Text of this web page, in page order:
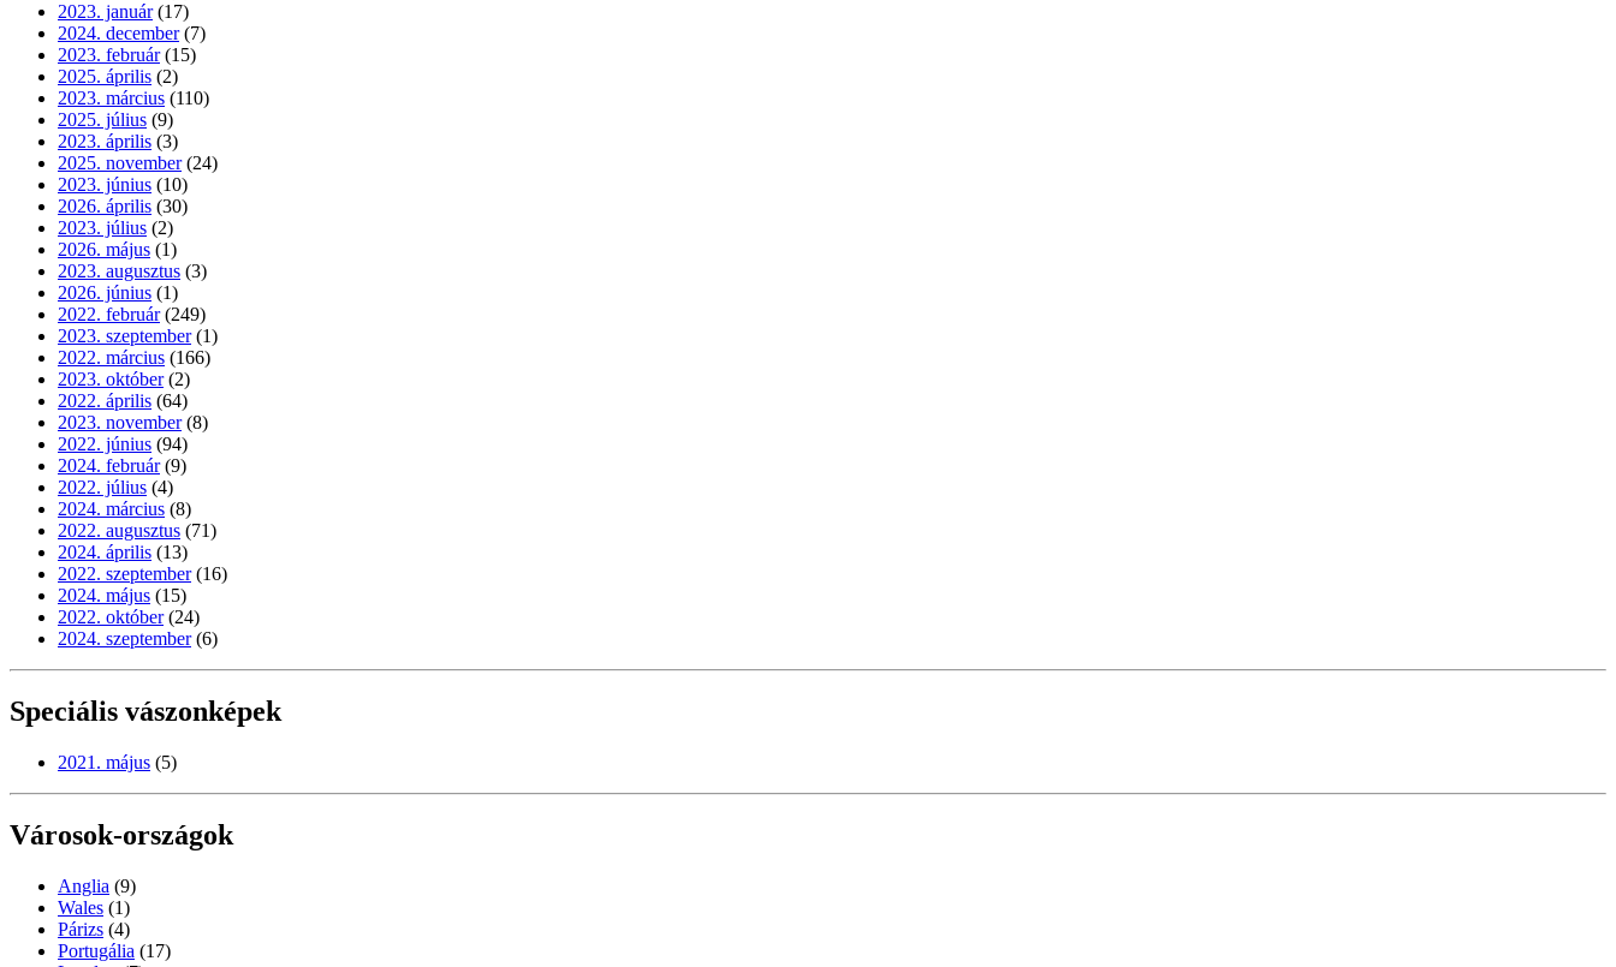
2023. január (17)
2024. december (7)
2023. február (15)
2025. április (2)
2023. március (110)
2025. július (9)
2023. április (3)
2025. november (24)
2023. június (10)
2026. április (30)
2023. július (2)
2026. május (1)
2023. augusztus (3)
2026. június (1)
2022. február (249)
2023. szeptember (1)
2022. március (166)
2023. október (2)
2022. április (64)
2023. november (8)
2022. június (94)
2024. február (9)
2022. július (4)
2024. március (8)
2022. augusztus (71)
2024. április (13)
2022. szeptember (16)
2024. május (15)
2022. október (24)
2024. szeptember (6)
Speciális vászonképek
2021. május (5)
Városok-országok
Anglia (9)
Wales (1)
Párizs (4)
Portugália (17)